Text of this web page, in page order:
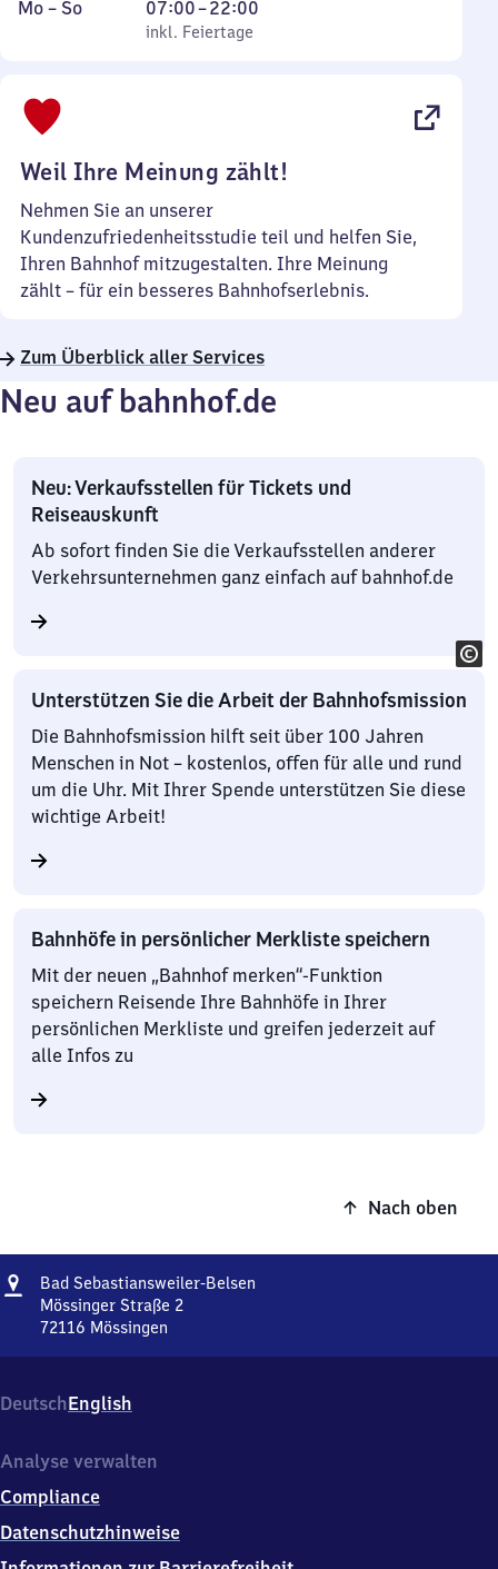
Montag
Mo – So,
inkl. Feiertage
07:00–22:00
Von
7
inkl. Feiertage
Weil Ihre Meinung zählt!
Nehmen Sie an unserer
Kundenzufriedenheitsstudie teil und helfen Sie,
Ihren Bahnhof mitzugestalten. Ihre Meinung
zählt – für ein besseres Bahnhofserlebnis.
Zum Überblick aller Services
Neu auf bahnhof.de
Neu: Verkaufsstellen für Tickets und
Reiseauskunft
Ab sofort finden Sie die Verkaufsstellen anderer
Verkehrsunternehmen ganz einfach auf bahnhof.de
Unterstützen Sie die Arbeit der Bahnhofsmission
Die Bahnhofsmission hilft seit über 100 Jahren
Menschen in Not – kostenlos, offen für alle und rund
um die Uhr. Mit Ihrer Spende unterstützen Sie diese
wichtige Arbeit!
Bahnhöfe in persönlicher Merkliste speichern
Mit der neuen „Bahnhof merken“-Funktion
speichern Reisende Ihre Bahnhöfe in Ihrer
persönlichen Merkliste und greifen jederzeit auf
alle Infos zu
Nach oben
Adresse
Bad Sebastiansweiler-Belsen
Mössinger Straße 2
72116 Mössingen
Sebastiansweiler-
Belsen,
Straße
7
2
DeutschEnglish
Analyse verwalten
Compliance
Datenschutzhinweise